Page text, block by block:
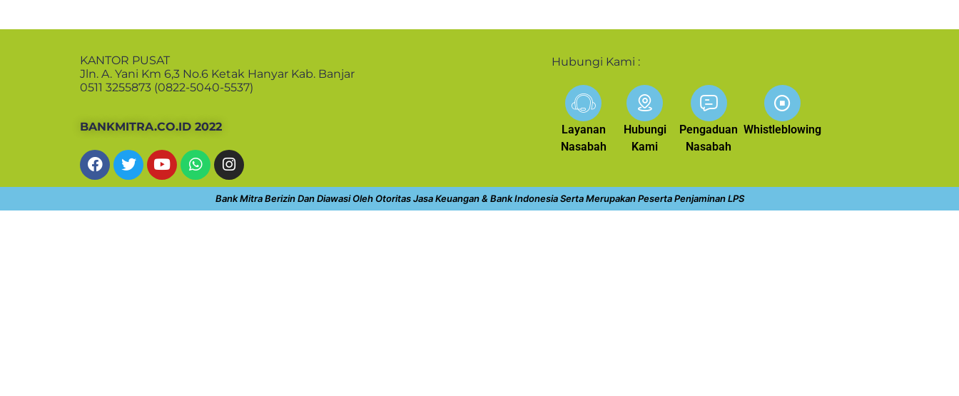
KANTOR PUSAT
Jln. A. Yani Km 6,3 No.6 Ketak Hanyar Kab. Banjar
0511 3255873 (0822-5040-5537)
BANKMITRA.CO.ID 2022
Hubungi Kami :
Layanan
Nasabah
Hubungi
Kami
Pengaduan
Nasabah
Whistleblowing
Bank Mitra Berizin Dan Diawasi Oleh Otoritas Jasa Keuangan & Bank Indonesia Serta Merupakan Peserta Penjaminan LPS